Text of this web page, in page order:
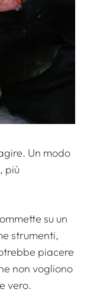
Un modo
più
su un
strumenti,
piacere
non vogliono
vero.